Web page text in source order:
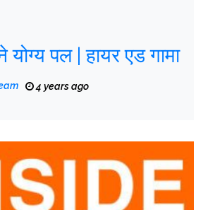
एक सिखाने योग्य पल | हायर एड गामा
4 years ago